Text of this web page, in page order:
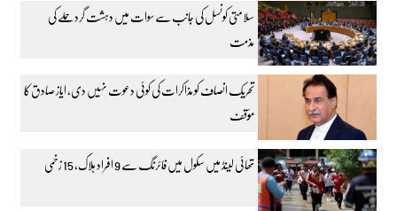
سلامتی کونسل کی جانب سے سوات میں دہشت گرد حملے کی
مذمت
تحریک انصاف کو مذاکرات کی کوئی دعوت نہیں دی، ایاز صادق کا
مؤقف
تھائی لینڈ میں سکول میں فائرنگ سے 9 افراد ہلاک، 15 زخمی